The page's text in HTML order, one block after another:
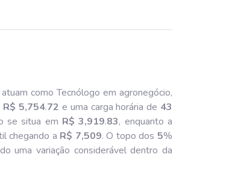
como Tecnólogo em agronegócio,
R$ 5,754.72 e uma carga horária de 43
se situa em R$ 3,919.83, enquanto a
chegando a R$ 7,509. O topo dos 5%
uma variação considerável dentro da